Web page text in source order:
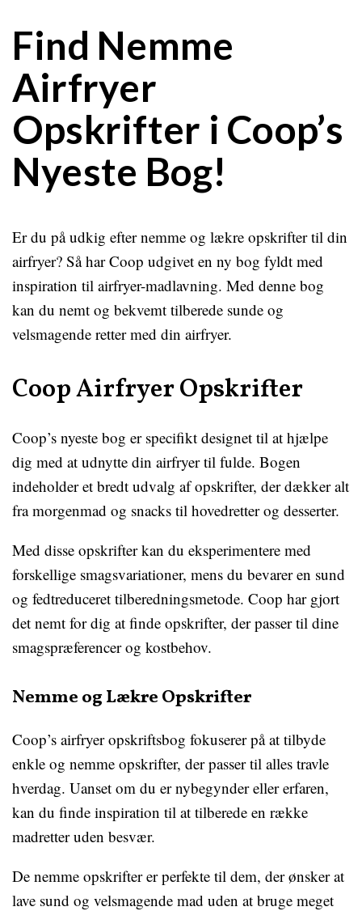
Find Nemme
Airfryer
Opskrifter i Coop’s
Nyeste Bog!
Er du på udkig efter nemme og lækre opskrifter til din
airfryer? Så har Coop udgivet en ny bog fyldt med
inspiration til airfryer-madlavning. Med denne bog
kan du nemt og bekvemt tilberede sunde og
velsmagende retter med din airfryer.
Coop Airfryer Opskrifter
Coop’s nyeste bog er specifikt designet til at hjælpe
dig med at udnytte din airfryer til fulde. Bogen
indeholder et bredt udvalg af opskrifter, der dækker alt
fra morgenmad og snacks til hovedretter og desserter.
Med disse opskrifter kan du eksperimentere med
forskellige smagsvariationer, mens du bevarer en sund
og fedtreduceret tilberedningsmetode. Coop har gjort
det nemt for dig at finde opskrifter, der passer til dine
smagspræferencer og kostbehov.
Nemme og Lækre Opskrifter
Coop’s airfryer opskriftsbog fokuserer på at tilbyde
enkle og nemme opskrifter, der passer til alles travle
hverdag. Uanset om du er nybegynder eller erfaren,
kan du finde inspiration til at tilberede en række
madretter uden besvær.
De nemme opskrifter er perfekte til dem, der ønsker at
lave sund og velsmagende mad uden at bruge meget